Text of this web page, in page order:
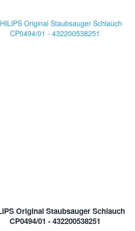
Original Staubsauger Schlauch
CP0494/01 - 432200538251